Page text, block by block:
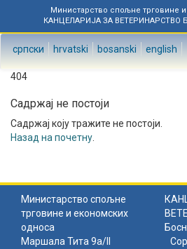
Министарство спољне трговине
КАНЦЕЛАРИЈА ЗА ВЕТЕРИНАРСТВО
српски hrvatski bosanski english
404
Садржај не постоји
Садржај коју тражите не постоји.
Назад на почетну
Министарство спољне
трговине и економских
односа
Маршала Тита 9а/II